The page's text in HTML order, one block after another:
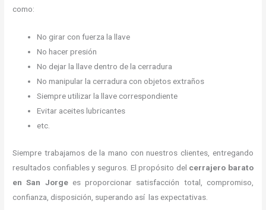
como:
No girar con fuerza la llave
No hacer presión
No dejar la llave dentro de la cerradura
No manipular la cerradura con objetos extraños
Siempre utilizar la llave correspondiente
Evitar aceites lubricantes
etc.
Siempre trabajamos de la mano con nuestros clientes, entregando
resultados confiables y seguros. El propósito del cerrajero barato
en San Jorgees proporcionar satisfacción total, compromiso,
confianza, disposición, superando así las expectativas.